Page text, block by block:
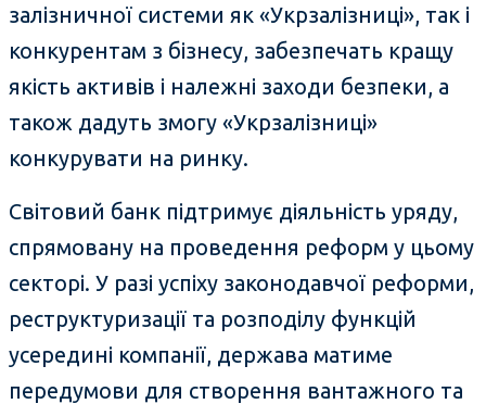
залізничної системи як «Укрзалізниці», так і
конкурентам з бізнесу, забезпечать кращу
якість активів і належні заходи безпеки, а
також дадуть змогу «Укрзалізниці»
конкурувати на ринку.
Світовий банк підтримує діяльність уряду,
спрямовану на проведення реформ у цьому
секторі. У разі успіху законодавчої реформи,
реструктуризації та розподілу функцій
усередині компанії, держава матиме
передумови для створення вантажного та